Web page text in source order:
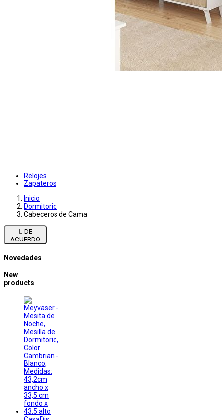
Relojes
Zapateros
Inicio
Dormitorio
Cabeceros de Cama

ACUERDO
Novedades
New
products